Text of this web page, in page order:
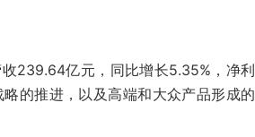
239.64亿元，同比增长5.35%，净利
的推进，以及高端和大众产品形成的